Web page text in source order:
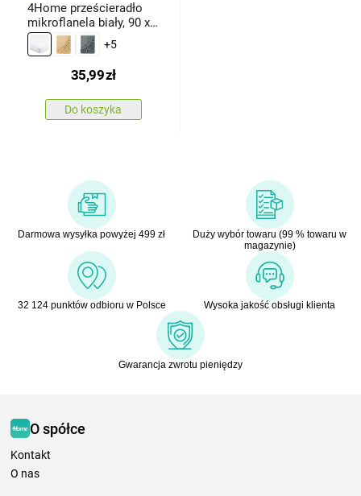
4Home prześcieradło
mikroflanela biały, 90 x
200 cm
+5
35,99zł
Do koszyka
Darmowa wysyłka powyżej 499 zł
Duży wybór towaru (99 % towaru w
magazynie)
32 124 punktów odbioru w Polsce Wysoka jakość obsługi klienta
Gwarancja zwrotu pieniędzy
O spółce
Kontakt
O nas